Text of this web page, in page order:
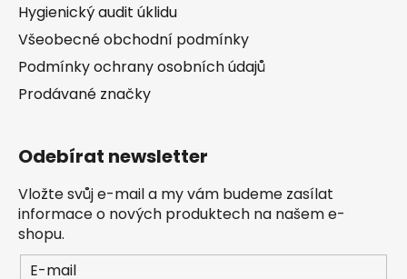
Hygienický audit úklidu
Všeobecné obchodní podmínky
Podmínky ochrany osobních údajů
Prodávané značky
Odebírat newsletter
Vložte svůj e-mail a my vám budeme zasílat
informace o nových produktech na našem e-
shopu.
E-mail